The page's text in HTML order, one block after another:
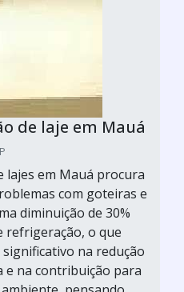
de laje em Mauá
lajes em Mauá procura
com goteiras e
diminuição de 30%
refrigeração, o que
na redução
e na contribuição para